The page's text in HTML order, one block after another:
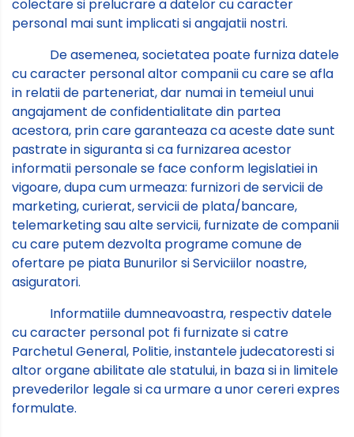
colectare si prelucrare a datelor cu caracter
personal mai sunt implicati si angajatii nostri.
De asemenea, societatea poate furniza datele
cu caracter personal altor companii cu care se afla
in relatii de parteneriat, dar numai in temeiul unui
angajament de confidentialitate din partea
acestora, prin care garanteaza ca aceste date sunt
pastrate in siguranta si ca furnizarea acestor
informatii personale se face conform legislatiei in
vigoare, dupa cum urmeaza: furnizori de servicii de
marketing, curierat, servicii de plata/bancare,
telemarketing sau alte servicii, furnizate de companii
cu care putem dezvolta programe comune de
ofertare pe piata Bunurilor si Serviciilor noastre,
asiguratori.
Informatiile dumneavoastra, respectiv datele
cu caracter personal pot fi furnizate si catre
Parchetul General, Politie, instantele judecatoresti si
altor organe abilitate ale statului, in baza si in limitele
prevederilor legale si ca urmare a unor cereri expres
formulate.